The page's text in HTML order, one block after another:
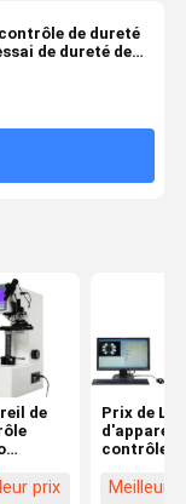
de dureté
de dureté de
de
de Liyi
prix
Prix de Liyi
d'appareil
contrôle
dureté de
Meilleur